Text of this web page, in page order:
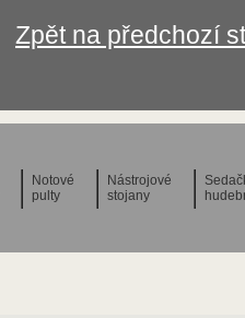
Zpět na předchozí
Notové
pulty
Nástrojové
stojany